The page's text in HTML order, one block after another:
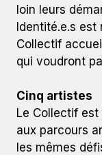
loin leurs
Identité.e.s
Collectif
qui voudront
Cinq artistes
Le Collectif
aux parcours
les mêmes